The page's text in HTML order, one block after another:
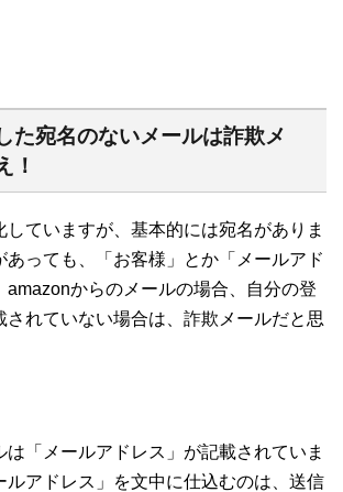
た宛名のないメールは詐欺メ
！
していますが、基本的には宛名がありま
あっても、「お客様」とか「メールアド
amazonからのメールの場合、自分の登
されていない場合は、詐欺メールだと思
は「メールアドレス」が記載されていま
ルアドレス」を文中に仕込むのは、送信